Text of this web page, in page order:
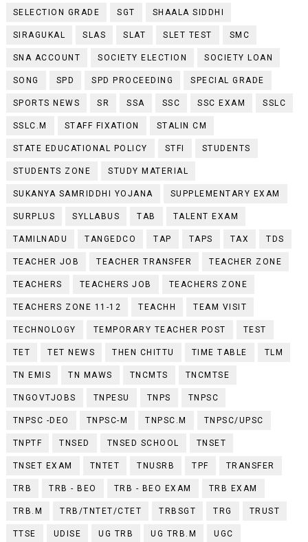
SELECTION GRADE SGT SHAALA SIDDHI
SIRAGUKAL SLAS SLAT SLET TEST SMC
SNA ACCOUNT SOCIETY ELECTION SOCIETY LOAN
SONG SPD SPD PROCEEDING SPECIAL GRADE
SPORTS NEWS SR SSA SSC SSC EXAM SSLC
SSLC.M STAFF FIXATION STALIN CM
STATE EDUCATIONAL POLICY STFI STUDENTS
STUDENTS ZONE STUDY MATERIAL
SUKANYA SAMRIDDHI YOJANA SUPPLEMENTARY EXAM
SURPLUS SYLLABUS TAB TALENT EXAM
TAMILNADU TANGEDCO TAP TAPS TAX TDS
TEACHER JOB TEACHER TRANSFER TEACHER ZONE
TEACHERS TEACHERS JOB TEACHERS ZONE
TEACHERS ZONE 11-12 TEACHH TEAM VISIT
TECHNOLOGY TEMPORARY TEACHER POST TEST
TET TET NEWS THEN CHITTU TIME TABLE TLM
TN EMIS TN MAWS TNCMTS TNCMTSE
TNGOVTJOBS TNPESU TNPS TNPSC
TNPSC -DEO TNPSC-M TNPSC.M TNPSC/UPSC
TNPTF TNSED TNSED SCHOOL TNSET
TNSET EXAM TNTET TNUSRB TPF TRANSFER
TRB TRB - BEO TRB - BEO EXAM TRB EXAM
TRB.M TRB/TNTET/CTET TRBSGT TRG TRUST
TTSE UDISE UG TRB UG TRB.M UGC